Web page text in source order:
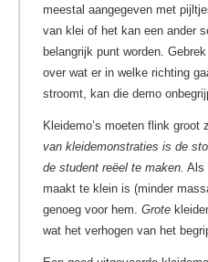
meestal aangegeven met
van klei of het kan een ander
belangrijk punt worden.
over wat er in welke richting
stroomt, kan die demo
Kleidemo’s moeten flink groot
van kleidemonstraties is de
de student reëel te maken. Als
maakt te klein is (minder
genoeg voor hem. Grote
wat het verhogen van het